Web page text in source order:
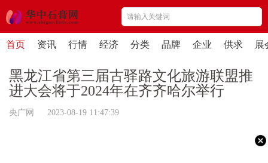
首页 资讯 行情 经济 分类 品牌 企业 供求 展
黑龙江省第三届古驿路文化旅游联盟推
进大会将于2024年在齐齐哈尔举行
央广网 2023-08-19 11:47:39